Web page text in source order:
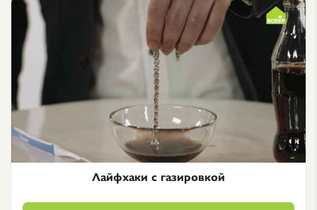
Лайфхаки с газировкой